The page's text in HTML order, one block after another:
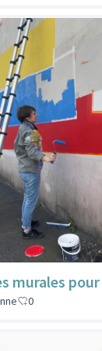
murales
0